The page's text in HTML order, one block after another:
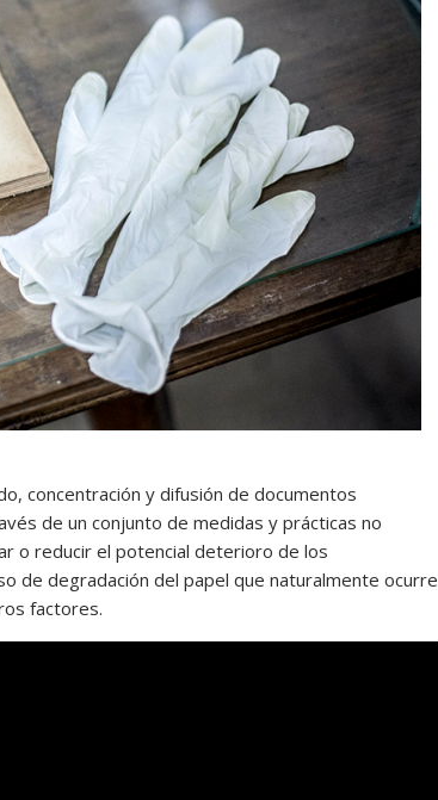
concentración y difusión de documentos
de un conjunto de medidas y prácticas no
o reducir el potencial deterioro de los
de degradación del papel que naturalmente ocurre
factores.